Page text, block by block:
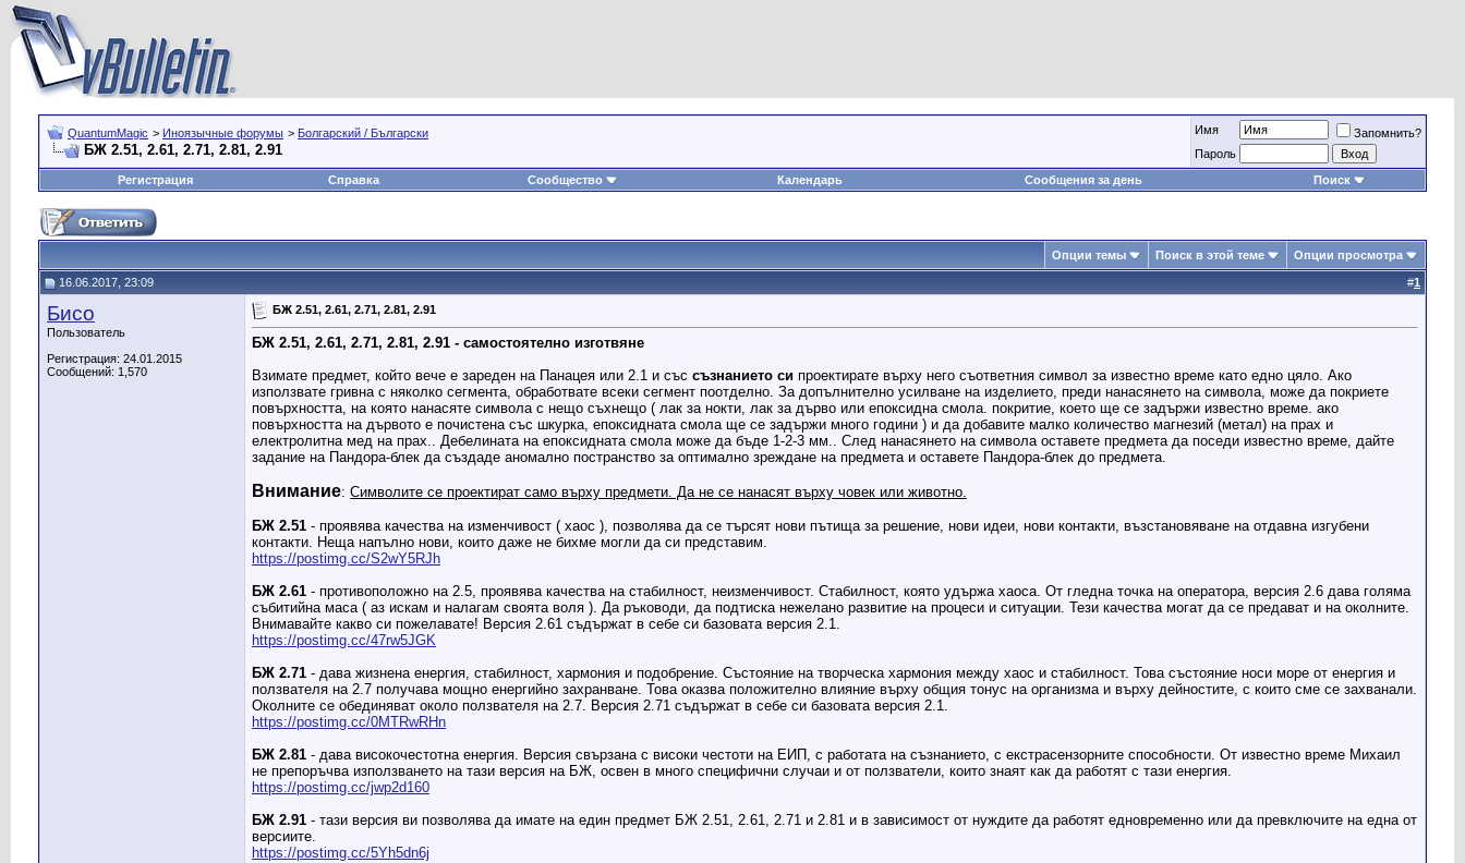
QuantumMagic > Иноязычные форумы > Болгарский / Български
БЖ 2.51, 2.61, 2.71, 2.81, 2.91
Имя
Запомнить?
Пароль
Регистрация
Справка Сообщество Календарь Сообщения за день Поиск
Опции темы Поиск в этой теме Опции просмотра
16.06.2017, 23:09 #1
Бисо
Пользователь
Регистрация: 24.01.2015
Сообщений: 1,570
БЖ 2.51, 2.61, 2.71, 2.81, 2.91
БЖ 2.51, 2.61, 2.71, 2.81, 2.91 - самостоятелно изготвяне
Взимате предмет, който вече е зареден на Панацея или 2.1 и със съзнанието си проектирате върху него съответния символ за известно време като едно цяло. Ако
използвате гривна с няколко сегмента, обработвате всеки сегмент поотделно. За допълнително усилване на изделието, преди нанасянето на символа, може да покриете
повърхността, на която нанасяте символа с нещо съхнещо ( лак за нокти, лак за дърво или епоксидна смола. покритие, което ще се задържи известно време. ако
повърхността на дървото е почистена със шкурка, епоксидната смола ще се задържи много години ) и да добавите малко количество магнезий (метал) на прах и
електролитна мед на прах.. Дебелината на епоксидната смола може да бъде 1-2-3 мм.. След нанасянето на символа оставете предмета да поседи известно време, дайте
задание на Пандора-блек да създаде аномално постранство за оптимално зреждане на предмета и оставете Пандора-блек до предмета.
Внимание: Символите се проектират само върху предмети. Да не се нанасят върху човек или животно.
БЖ 2.51 - проявява качества на изменчивост ( хаос ), позволява да се търсят нови пътища за решение, нови идеи, нови контакти, възстановяване на отдавна изгубени
контакти. Неща напълно нови, които даже не бихме могли да си представим.
https://postimg.cc/S2wY5RJh
БЖ 2.61 - противоположно на 2.5, проявява качества на стабилност, неизменчивост. Стабилност, която удържа хаоса. От гледна точка на оператора, версия 2.6 дава голяма
събитийна маса ( аз искам и налагам своята воля ). Да ръководи, да подтиска нежелано развитие на процеси и ситуации. Тези качества могат да се предават и на околните.
Внимавайте какво си пожелавате! Версия 2.61 съдържат в себе си базовата версия 2.1.
https://postimg.cc/47rw5JGK
БЖ 2.71 - дава жизнена енергия, стабилност, хармония и подобрение. Състояние на творческа хармония между хаос и стабилност. Това състояние носи море от енергия и
ползвателя на 2.7 получава мощно енергийно захранване. Това оказва положително влияние върху общия тонус на организма и върху дейностите, с които сме се захванали.
Околните се обединяват около ползвателя на 2.7. Версия 2.71 съдържат в себе си базовата версия 2.1.
https://postimg.cc/0MTRwRHn
БЖ 2.81 - дава високочестотна енергия. Версия свързана с високи честоти на ЕИП, с работата на съзнанието, с екстрасензорните способности. От известно време Михаил
не препоръчва използването на тази версия на БЖ, освен в много специфични случаи и от ползватели, които знаят как да работят с тази енергия.
https://postimg.cc/jwp2d160
БЖ 2.91 - тази версия ви позволява да имате на един предмет БЖ 2.51, 2.61, 2.71 и 2.81 и в зависимост от нуждите да работят едновременно или да превключите на една от
версиите.
https://postimg.cc/5Yh5dn6j